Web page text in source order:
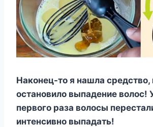
Наконец-то я нашла средство,
остановило выпадение волос!
первого раза волосы
интенсивно выпадать!